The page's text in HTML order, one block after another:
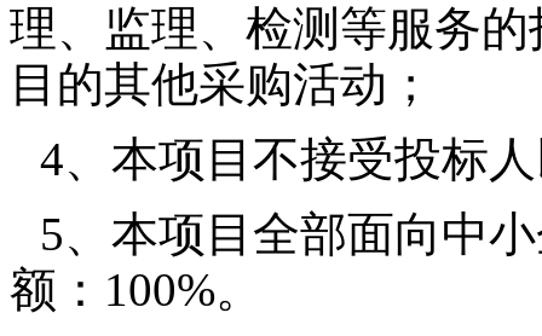
理、监理、检测等服务
目的其他采购活动；
4、本项目不接受投标
5、本项目全部面向中
额：100%。